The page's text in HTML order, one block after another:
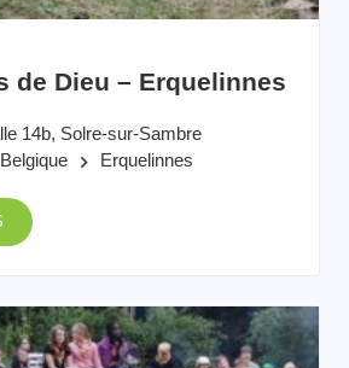
de Dieu – Erquelinnes
14b, Solre-sur-Sambre
keyboard_arrow_right Erquelinnes